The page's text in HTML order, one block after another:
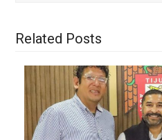
Related Posts